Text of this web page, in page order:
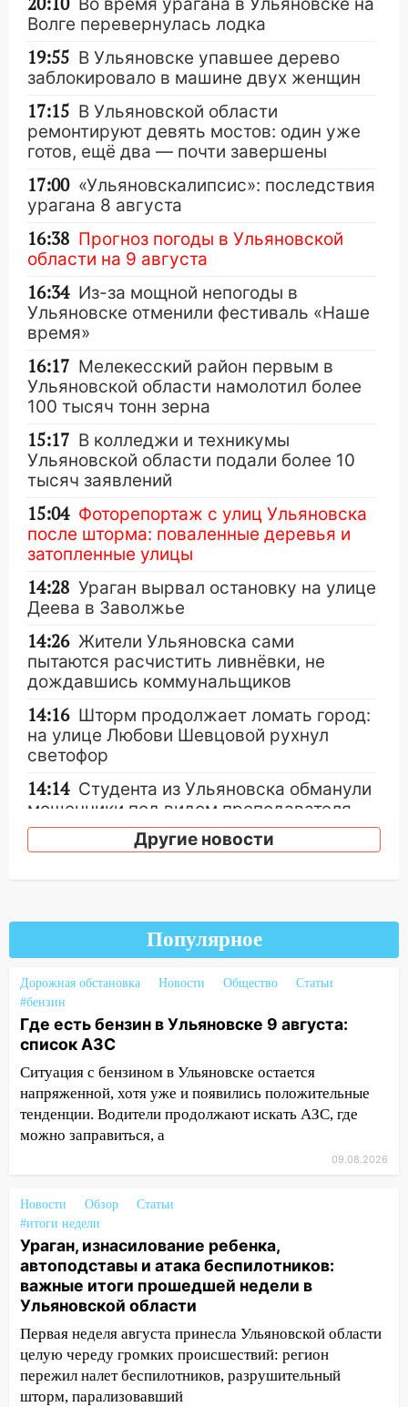
Во время урагана в Ульяновске на
Волге перевернулась лодка
19:55 В Ульяновске упавшее дерево
заблокировало в машине двух женщин
17:15 В Ульяновской области
ремонтируют девять мостов: один уже
готов, ещё два — почти завершены
17:00 «Ульяновскалипсис»: последствия
урагана 8 августа
16:38 Прогноз погоды в Ульяновской
области на 9 августа
16:34 Из-за мощной непогоды в
Ульяновске отменили фестиваль «Наше
время»
16:17 Мелекесский район первым в
Ульяновской области намолотил более
100 тысяч тонн зерна
15:17 В колледжи и техникумы
Ульяновской области подали более 10
тысяч заявлений
15:04 Фоторепортаж с улиц Ульяновска
после шторма: поваленные деревья и
затопленные улицы
14:28 Ураган вырвал остановку на улице
Деева в Заволжье
14:26 Жители Ульяновска сами
пытаются расчистить ливнёвки, не
дождавшись коммунальщиков
14:16 Шторм продолжает ломать город:
на улице Любови Шевцовой рухнул
светофор
14:14 Студента из Ульяновска обманули
мошенники под видом преподавателя
14:12
Куда жаловаться ульяновцам на
13:59 В Новом городе ураганным
ветром сорвало опалубку со
строящегося дома
13:54 В мэрии Ульяновска рассказали,
как устраняют последствия мощного
шторма
13:49
Стихия продолжает крушить
Ульяновск: дерево рухнуло на дом на
Орджоникидзе
13:47
На Нижней Террасе мощным
СТО на проспекте Созидателей
13:35
Непогода продолжает бить по
транспорту: в Ульяновске трамвай
сошёл с рельсов
Упавшие деревья перекрыли
дороги в Ульяновске: фото
13:17 Непогода в Ульяновске не
закончится сегодня: сильные ливни
Другие новости
Популярное
Дорожная обстановка Новости Общество
Статьи
#бензин
Где есть бензин в Ульяновске 9 августа:
список АЗС
Ситуация с бензином в Ульяновске остается
напряженной, хотя уже и появились положительные
тенденции. Водители продолжают искать АЗС, где
можно заправиться, а
09.08.2026
Новости Обзор
Статьи
#итоги недели
Ураган, изнасилование ребенка,
автоподставы и атака беспилотников:
важные итоги прошедшей недели в
Ульяновской области
Первая неделя августа принесла Ульяновской области
целую череду громких происшествий: регион
пережил налет беспилотников, разрушительный
шторм, парализовавший